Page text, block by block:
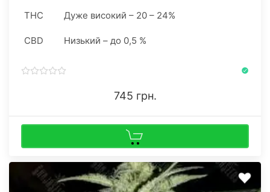
THC Дуже високий – 20 – 24%
CBD Низький – до 0,5 %
745 грн.